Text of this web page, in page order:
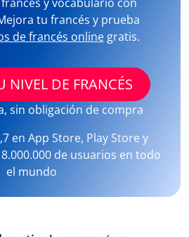
tu francés y prueba
de francés onlinegratis.
NIVEL DE FRANCÉS
sin obligación de compra
en App Store, Play Store y
de usuarios en todo
el mundo